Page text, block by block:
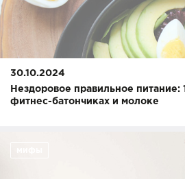
30.10.2024
Нездоровое правильное питание:
фитнес-батончиках и молоке